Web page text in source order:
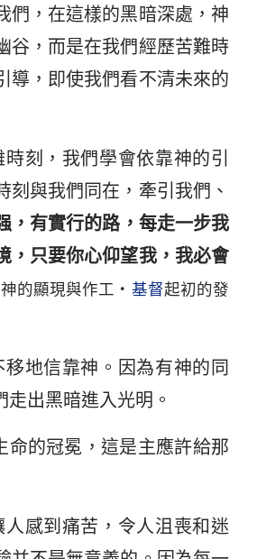
們，在這樣的黑暗深處，神
谷，而是在我們經歷苦難時
導，即使我們看不清未來的
刻，我們學會依靠神的引
與我們同在，牽引我們、
，有實行的路，每走一步我
，只要你心仰望我，我必會
的顯現與作工・ 基督起初的發
地信靠神。因為有神的同
出黑暗進入光明。
的冠冕，這是主應許給那
感到痛苦，令人沮喪和迷